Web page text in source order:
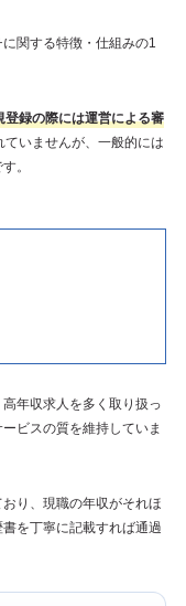
関する特徴・仕組みの1
登録の際には運営による審
いませんが、一般的には
。
年収求人を多く取り扱っ
ビスの質を維持していま
り、現職の年収がそれほ
を丁寧に記載すれば通過